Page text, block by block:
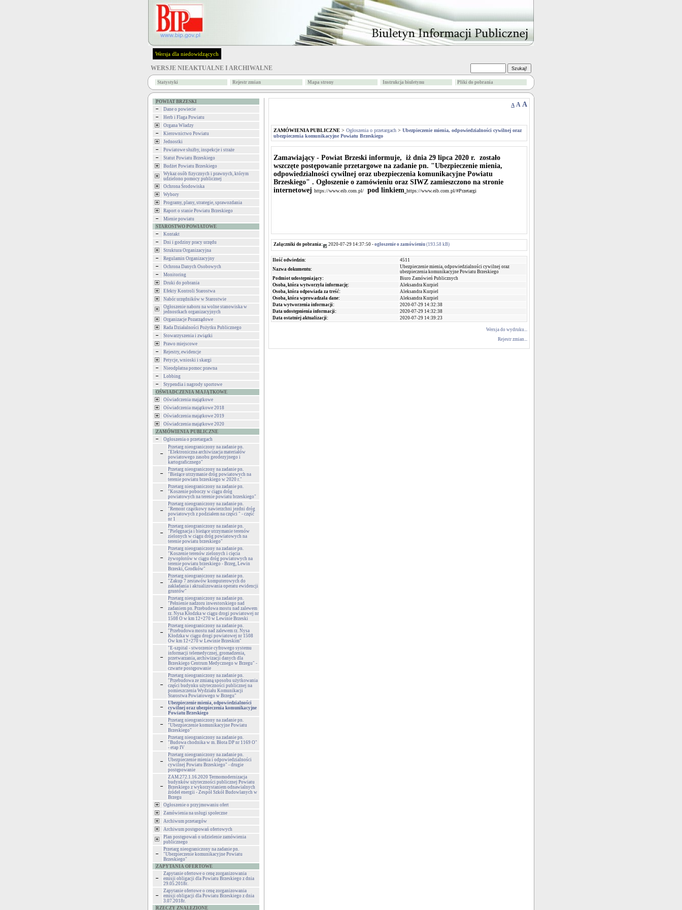
Wersja dla niedowidzących
WERSJE NIEAKTUALNE I ARCHIWALNE
Statystyki Rejestr zmian Mapa strony Instrukcja biuletynu Pliki do pobrania
POWIAT BRZESKI
Dane o powiecie
Herb i Flaga Powiatu
Organa Władzy
Kierownictwo Powiatu
Jednostki
Powiatowe służby, inspekcje i straże
Statut Powiatu Brzeskiego
Budżet Powiatu Brzeskiego
Wykaz osób fizycznych i prawnych, którym
udzielono pomocy publicznej
Ochrona Środowiska
Wybory
Programy, plany, strategie, sprawozdania
Raport o stanie Powiatu Brzeskiego
Mienie powiatu
STAROSTWO POWIATOWE
Kontakt
Dni i godziny pracy urzędu
Struktura Organizacyjna
Regulamin Organizacyjny
Ochrona Danych Osobowych
Monitoring
Druki do pobrania
Efekty Kontroli Starostwa
Nabór urzędników w Starostwie
Ogłoszenie naboru na wolne stanowiska w
jednostkach organizacyjnych
Organizacje Pozarządowe
Rada Działalności Pożytku Publicznego
Stowarzyszenia i związki
Prawo miejscowe
Rejestry, ewidencje
Petycje, wnioski i skargi
Nieodpłatna pomoc prawna
Lobbing
Stypendia i nagrody sportowe
OŚWIADCZENIA MAJĄTKOWE
Oświadczenia majątkowe
Oświadczenia majątkowe 2018
Oświadczenia majątkowe 2019
Oświadczenia majątkowe 2020
ZAMÓWIENIA PUBLICZNE
Ogłoszenia o przetargach
Przetarg nieograniczony na zadanie pn.
"Elektroniczna archiwizacja materiałów
powiatowego zasobu geodezyjnego i
kartograficznego"
Przetarg nieograniczony na zadanie pn.
"Bieżące utrzymanie dróg powiatowych na
terenie powiatu brzeskiego w 2020 r."
Przetarg nieograniczony na zadanie pn.
"Koszenie poboczy w ciągu dróg
powiatowych na terenie powiatu brzeskiego"
Przetarg nieograniczony na zadanie pn.
"Remont cząstkowy nawierzchni jezdni dróg
powiatowych z podziałem na części " - część
nr 1
Przetarg nieograniczony na zadanie pn.
"Pielęgnacja i bieżące utrzymanie terenów
zielonych w ciągu dróg powiatowych na
terenie powiatu brzeskiego"
Przetarg nieograniczony na zadanie pn.
"Koszenie terenów zielonych i cięcia
żywopłotów w ciągu dróg powiatowych na
terenie powiatu brzeskiego - Brzeg, Lewin
Brzeski, Grodków"
Przetarg nieograniczony na zadanie pn.
"Zakup 7 zestawów komputerowych do
zakładania i aktualizowania operatu ewidencji
gruntów"
Przetarg nieograniczony na zadanie pn.
"Pełnienie nadzoru inwestorskiego nad
zadaniem pn. Przebudowa mostu nad zalewem
rz. Nysa Kłodzka w ciągu drogi powiatowej nr
1508 O w km 12+270 w Lewinie Brzeski
Przetarg nieograniczony na zadanie pn.
"Przebudowa mostu nad zalewem rz. Nysa
Kłodzka w ciągu drogi powiatowej nr 1508
Ow km 12+270 w Lewinie Brzeskim"
"E-szpital - stworzenie cyfrowego systemu
informacji telemedycznej, gromadzenia,
przetwarzania, archiwizacji danych dla
Brzeskiego Centrum Medycznego w Brzegu" -
czwarte postępowanie
Przetarg nieograniczony na zadanie pn.
"Przebudowa ze zmianą sposobu użytkowania
części budynku użyteczności publicznej na
pomieszczenia Wydziału Komunikacji
Starostwa Powiatowego w Brzegu"
Ubezpieczenie mienia, odpowiedzialności
cywilnej oraz ubezpieczenia komunikacyjne
Powiatu Brzeskiego
Przetarg nieograniczony na zadanie pn.
"Ubezpieczenie komunikacyjne Powiatu
Brzeskiego"
Przetarg nieograniczony na zadanie pn.
"Budowa chodnika w m. Błota DP nr 1169 O"
- etap IV
Przetarg nieograniczony na zadanie pn.
Ubezpieczenie mienia i odpowiedzialności
cywilnej Powiatu Brzeskiego" - drugie
postępowanie
ZAM.272.1.16.2020 Termomodernizacja
budynków użyteczności publicznej Powiatu
Brzeskiego z wykorzystaniem odnawialnych
źródeł energii - Zespół Szkół Budowlanych w
Brzegu
Ogłoszenie o przyjmowaniu ofert
Zamówienia na usługi społeczne
Archiwum przetargów
Archiwum postępowań ofertowych
Plan postępowań o udzielenie zamówienia
publicznego
Przetarg nieograniczony na zadanie pn.
"Ubezpieczenie komunikacyjne Powiatu
Brzeskiego"
ZAPYTANIA OFERTOWE
Zapytanie ofertowe o cenę zorganizowania
emisji obligacji dla Powiatu Brzeskiego z dnia
29.05.2018r.
Zapytanie ofertowe o cenę zorganizowania
emisji obligacji dla Powiatu Brzeskiego z dnia
3.07.2018r.
RZECZY ZNALEZIONE
A A A
ZAMÓWIENIA PUBLICZNE > Ogłoszenia o przetargach > Ubezpieczenie mienia, odpowiedzialności cywilnej oraz
ubezpieczenia komunikacyjne Powiatu Brzeskiego
Zamawiający - Powiat Brzeski informuje, iż dnia 29 lipca 2020 r. zostało
wszczęte postępowanie przetargowe na zadanie pn. "Ubezpieczenie mienia,
odpowiedzialności cywilnej oraz ubezpieczenia komunikacyjne Powiatu
Brzeskiego" . Ogłoszenie o zamówieniu oraz SIWZ zamieszczono na stronie
internetowej https://www.eib.com.pl/ pod linkiem https://www.eib.com.pl/#Przetargi
Załączniki do pobrania: 2020-07-29 14:37:50 - ogłoszenie o zamówieniu (193.58 kB)
Ilość odwiedzin:
4511
Nazwa dokumentu:
Ubezpieczenie mienia, odpowiedzialności cywilnej oraz
ubezpieczenia komunikacyjne Powiatu Brzeskiego
Podmiot udostępniający:
Biuro Zamówień Publicznych
Osoba, która wytworzyła informację:
Aleksandra Kurpiel
Osoba, która odpowiada za treść:
Aleksandra Kurpiel
Osoba, która wprowadzała dane:
Aleksandra Kurpiel
Data wytworzenia informacji:
2020-07-29 14:32:38
Data udostępnienia informacji:
2020-07-29 14:32:38
Data ostatniej aktualizacji:
2020-07-29 14:39:23
Wersja do wydruku...
Rejestr zmian...